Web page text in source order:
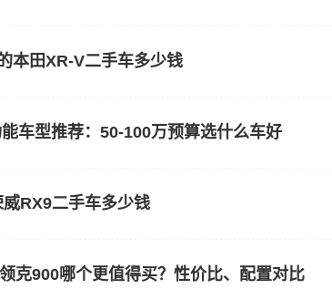
本田XR-V二手车多少钱
车型推荐：50-100万预算选什么车好
RX9二手车多少钱
克900哪个更值得买？性价比、配置对比